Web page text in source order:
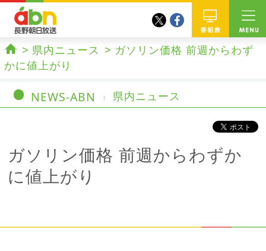
番組
twitterfacebook
ホーム
県内ニュース
ガソリン価格 前週からわず
かに値上がり
NEWS-ABN 県内ニュース
ガソリン価格 前週からわずか
に値上がり